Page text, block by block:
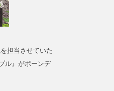
担当させていた
ル』がボーンデ